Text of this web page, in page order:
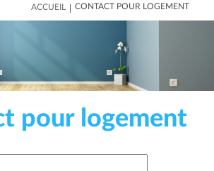
ACCUEIL | CONTACT POUR LOGEMENT
pour logement